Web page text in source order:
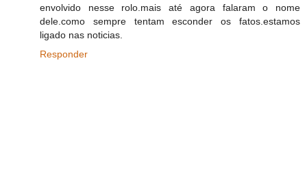
envolvido nesse rolo.mais até agora falaram o nome
dele.como sempre tentam esconder os fatos.estamos
ligado nas noticias.
Responder